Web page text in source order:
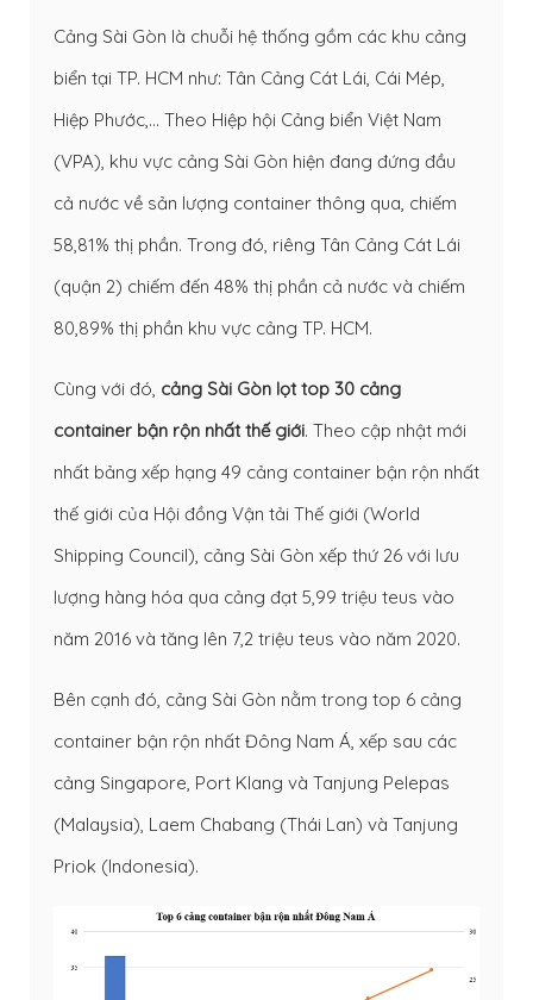
Cảng Sài Gòn là chuỗi hệ thống gồm các khu cảng
biển tại TP. HCM như: Tân Cảng Cát Lái, Cái Mép,
Hiệp Phước,… Theo Hiệp hội Cảng biển Việt Nam
(VPA), khu vực cảng Sài Gòn hiện đang đứng đầu
cả nước về sản lượng container thông qua, chiếm
58,81% thị phần. Trong đó, riêng Tân Cảng Cát Lái
(quận 2) chiếm đến 48% thị phần cả nước và chiếm
80,89% thị phần khu vực cảng TP. HCM.
Cùng với đó, cảng Sài Gòn lọt top 30 cảng
container bận rộn nhất thế giới. Theo cập nhật mới
nhất bảng xếp hạng 49 cảng container bận rộn nhất
thế giới của Hội đồng Vận tải Thế giới (World
Shipping Council), cảng Sài Gòn xếp thứ 26 với lưu
lượng hàng hóa qua cảng đạt 5,99 triệu teus vào
năm 2016 và tăng lên 7,2 triệu teus vào năm 2020.
Bên cạnh đó, cảng Sài Gòn nằm trong top 6 cảng
container bận rộn nhất Đông Nam Á, xếp sau các
cảng Singapore, Port Klang và Tanjung Pelepas
(Malaysia), Laem Chabang (Thái Lan) và Tanjung
Priok (Indonesia).